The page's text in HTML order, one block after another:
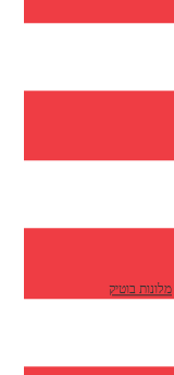
מלונות בוטיק